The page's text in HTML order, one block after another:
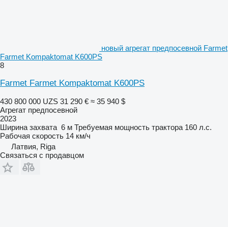
новый агрегат предпосевной Farmet
Farmet Kompaktomat K600PS
8
Farmet Farmet Kompaktomat K600PS
430 800 000 UZS 31 290 € ≈ 35 940 $
Агрегат предпосевной
2023
Ширина захвата 6 м Требуемая мощность трактора 160 л.с.
Рабочая скорость 14 км/ч
Латвия, Riga
Связаться с продавцом